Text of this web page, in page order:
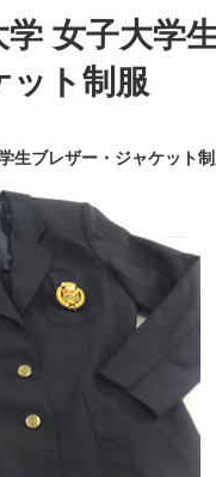
学 女子大学
ット制服
生ブレザー・ジャケット